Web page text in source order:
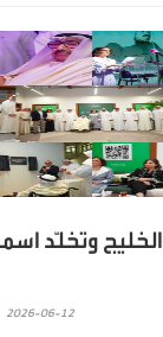
وتخلّد
2026-06-12